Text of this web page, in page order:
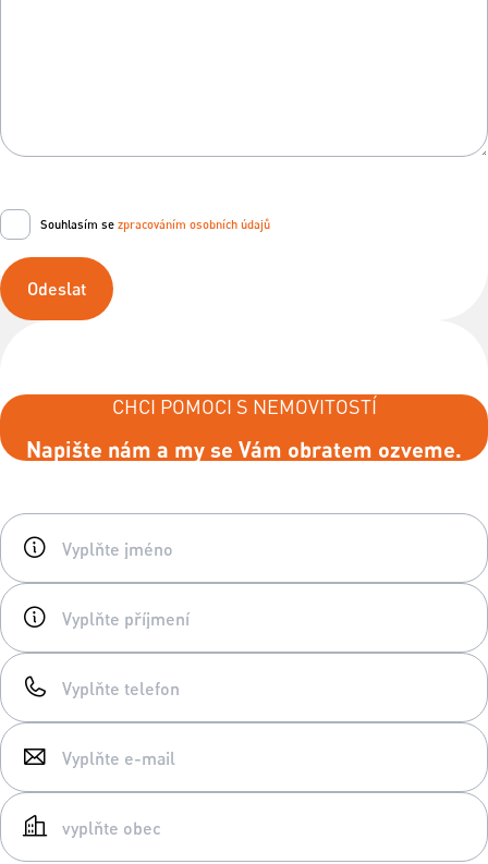
Souhlasím se zpracováním osobních údajů
Odeslat
CHCI POMOCI S NEMOVITOSTÍ
Napište nám a my se Vám obratem ozveme.